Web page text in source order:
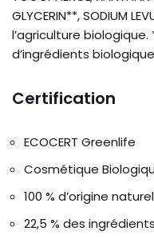
GLYCERIN**, SODIUM
l’agriculture
d’ingrédients
Certification
ECOCERT Greenlife
Cosmétique
100 % d’origine
22,5 % des